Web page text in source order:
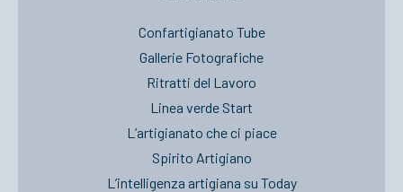
Confartigianato Tube
Gallerie Fotografiche
Ritratti del Lavoro
Linea verde Start
L’artigianato che ci piace
Spirito Artigiano
L’intelligenza artigiana su Today